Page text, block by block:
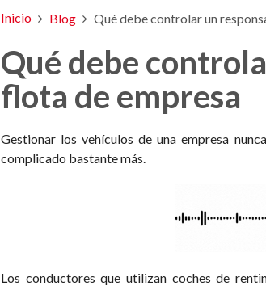
Inicio Blog Qué debe controlar un
Qué debe
flota de empresa
Gestionar los vehículos de una empresa
complicado bastante más.
Los conductores que utilizan coches de